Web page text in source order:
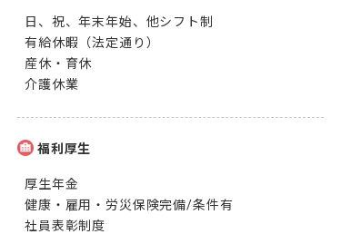
日、祝、年末年始、他シフト制
有給休暇（法定通り）
産休・育休
介護休業
福利厚生
厚生年金
健康・雇用・労災保険完備/条件有
社員表彰制度